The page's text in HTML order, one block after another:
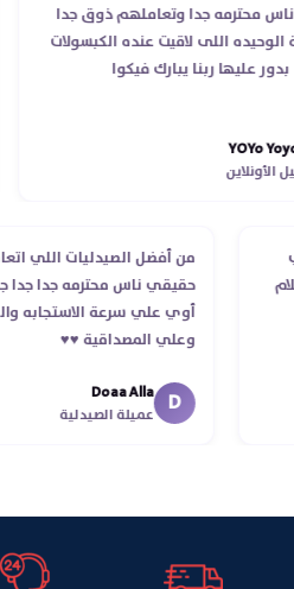
جدا وتعاملهم ذوق جدا
اللى لاقيت عنده الكبسولات
ربنا يبارك فيكوا
من أفضل الصيدليات
حقيقي ناس محترمه جدا
أوي علي سرعة
وعلي المصداقية ♥️♥️‏
D
Doaa Alla
عميلة الصيدلية